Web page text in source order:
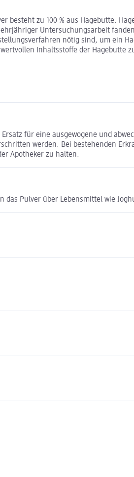
besteht zu 100 % aus Hagebutte.
Untersuchungsarbeit
nötig sind, um ein
Inhaltsstoffe der Hagebutte
für eine ausgewogene und
werden. Bei bestehenden
Apotheker zu halten.
das Pulver über Lebensmittel wie